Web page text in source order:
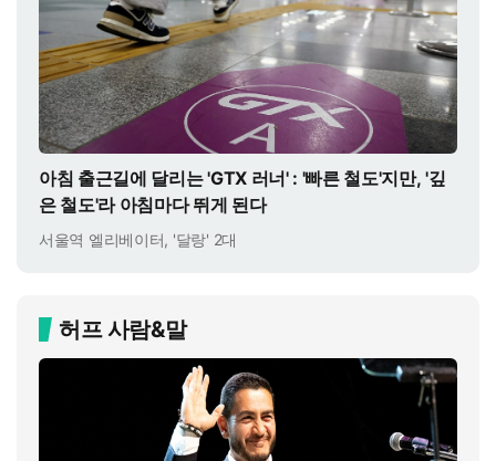
아침 출근길에 달리는 'GTX 러너' : '빠른 철도'지만, '깊
은 철도'라 아침마다 뛰게 된다
서울역 엘리베이터, '달랑' 2대
허프 사람&말